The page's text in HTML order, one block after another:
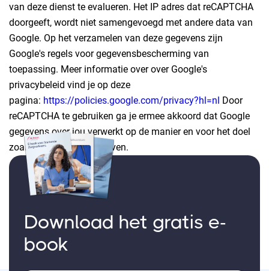
van deze dienst te evalueren. Het IP adres dat reCAPTCHA
doorgeeft, wordt niet samengevoegd met andere data van
Google. Op het verzamelen van deze gegevens zijn
Google's regels voor gegevensbescherming van
toepassing. Meer informatie over over Google's
privacybeleid vind je op deze
pagina: https://policies.google.com/privacy?hl=nl Door
reCAPTCHA te gebruiken ga je ermee akkoord dat Google
gegevens over jou verwerkt op de manier en voor het doel
zoals hierboven beschreven.
Download het gratis e-
book